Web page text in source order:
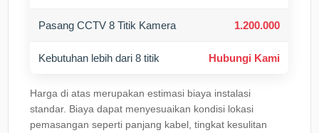
Pasang CCTV 8 Titik Kamera 1.200.000
Kebutuhan lebih dari 8 titik Hubungi Kami
Harga di atas merupakan estimasi biaya instalasi
standar. Biaya dapat menyesuaikan kondisi lokasi
pemasangan seperti panjang kabel, tingkat kesulitan